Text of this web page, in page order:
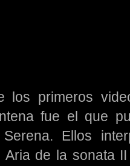
los primeros
fue el que
Ellos
Aria de la sonata